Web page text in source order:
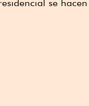
se hacen